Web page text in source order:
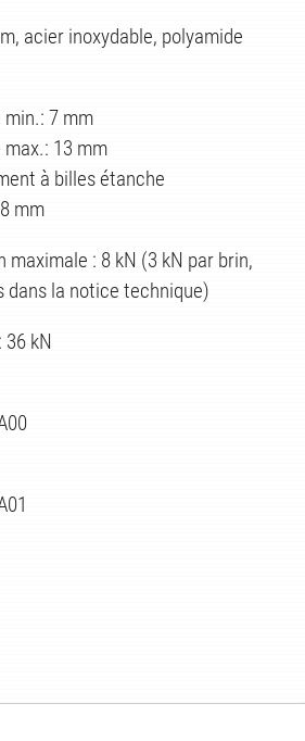
acier inoxydable, polyamide
7 mm
13 mm
à billes étanche
mm
maximale : 8 kN (3 kN par brin,
dans la notice technique)
kN